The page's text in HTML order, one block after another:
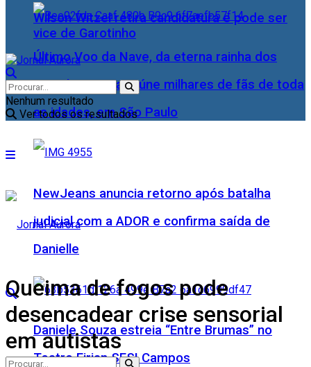
Último Voo da Nave, da eterna rainha dos
Baixinhos, Xuxa reúne milhares de fãs de toda
as idades, em São Paulo
NewJeans anuncia retorno após batalha
judicial com a ADOR e confirma saída de
Danielle
Daniele Souza estreia “Entre Brumas” no
Teatro Firjan SESI Campos
Wilson Witzel retira candidatura e pode ser
vice de Garotinho
Nenhum resultado
Ver todos os resultados
Queima de fogos pode
desencadear crise sensorial
em autistas